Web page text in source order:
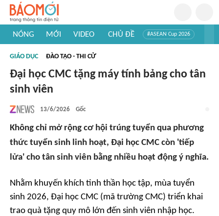
NÓNG MỚI VIDEO CHỦ ĐỀ #ASEAN Cup 2026
#Khám phá thế giới
GIÁO DỤC ĐÀO TẠO - THI CỬ
Đại học CMC tặng máy tính bảng cho tân
sinh viên
13/6/2026 Gốc
Không chỉ mở rộng cơ hội trúng tuyển qua phương
thức tuyển sinh linh hoạt, Đại học CMC còn 'tiếp
lửa' cho tân sinh viên bằng nhiều hoạt động ý nghĩa.
Nhằm khuyến khích tinh thần học tập, mùa tuyển
sinh 2026, Đại học CMC (mã trường CMC) triển khai
trao quà tặng quy mô lớn đến sinh viên nhập học.